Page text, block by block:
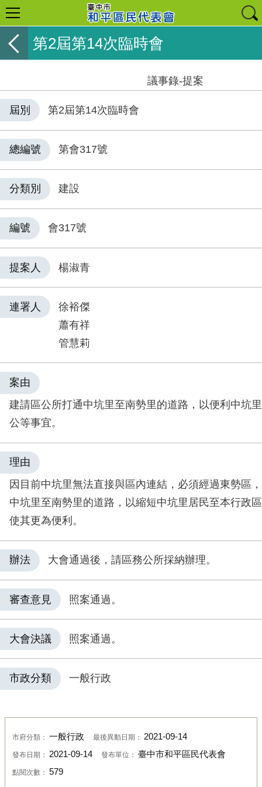
第2屆第14次臨時會
議事錄-提案
屆別 第2屆第14次臨時會
總編號 第會317號
分類別 建設
編號 會317號
提案人 楊淑青
連署人
徐裕傑
蕭有祥
管慧莉
案由
建請區公所打通中坑里至南勢里的道路，以便利中坑
公等事宜。
理由
因目前中坑里無法直接與區內連結，必須經過東勢區
中坑里至南勢里的道路，以縮短中坑里居民至本行政
使其更為便利。
辦法 大會通過後，請區務公所採納辦理。
審查意見 照案通過。
大會決議 照案通過。
市政分類 一般行政
市府分類： 一般行政 最後異動日期： 2021-09-14
發布日期： 2021-09-14 發布單位： 臺中市和平區民代表會
點閱次數： 579